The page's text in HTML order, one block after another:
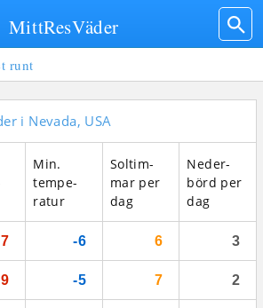
runt
i Nevada, USA
Min.
tempe­
ratur
Sol­tim­
mar per
dag
Neder­
börd per
dag
7 -6 6 3
9 -5 7 2
MittResVäder